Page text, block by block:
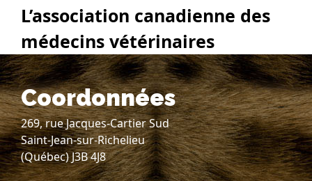
L’association canadienne des
médecins vétérinaires
Coordonnées
269, rue Jacques-Cartier Sud
Saint-Jean-sur-Richelieu
(Québec) J3B 4J8